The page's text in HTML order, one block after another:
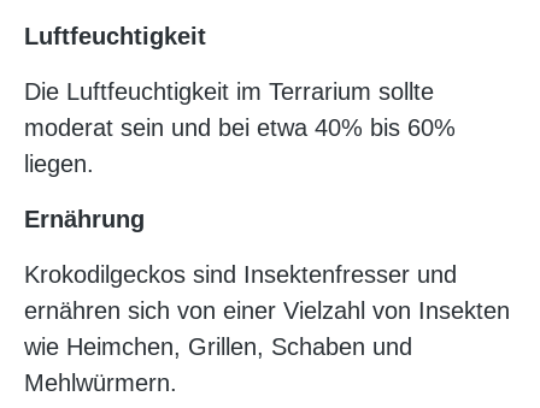
Luftfeuchtigkeit
Die Luftfeuchtigkeit im Terrarium sollte
moderat sein und bei etwa 40% bis 60%
liegen.
Ernährung
Krokodilgeckos sind Insektenfresser und
ernähren sich von einer Vielzahl von Insekten
wie Heimchen, Grillen, Schaben und
Mehlwürmern.